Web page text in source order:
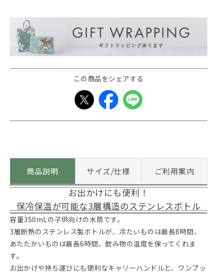
この商品をシェアする
商品説明 サイズ/仕様 ご利用案内
お出かけにも便利！
保冷保温が可能な3層構造のステンレスボトル
容量350mLの子供向けの水筒です。
3層断熱のステンレス製ボトルが、冷たいものは最長8時間、
あたたかいものは最長6時間、飲み物の温度を保ってくれま
す。
お出かけや持ち運びにも便利なキャリーハンドルと、ワンプッ